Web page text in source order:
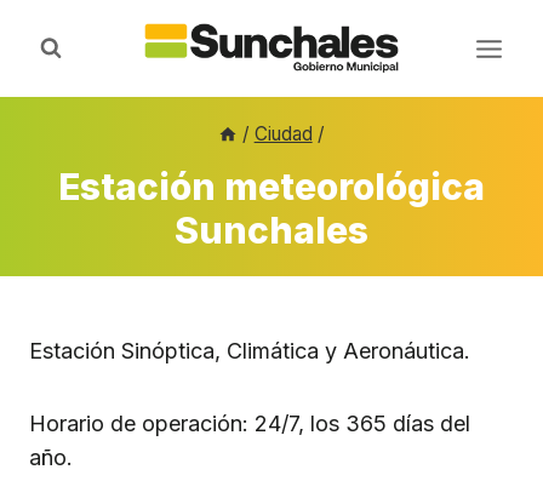
/ Ciudad /
Estación meteorológica
Sunchales
Estación Sinóptica, Climática y Aeronáutica.
Horario de operación: 24/7, los 365 días del
año.